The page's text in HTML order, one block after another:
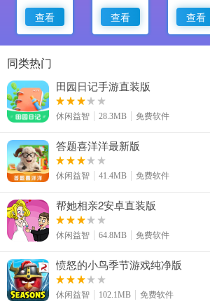
查看
查看
查看
同类热门
田园日记手游直装版
休闲益智 28.3MB 免费软件
答题喜洋洋最新版
休闲益智 41.4MB 免费软件
帮她相亲2安卓直装版
休闲益智 64.8MB 免费软件
愤怒的小鸟季节游戏纯净版
休闲益智 102.1MB 免费软件